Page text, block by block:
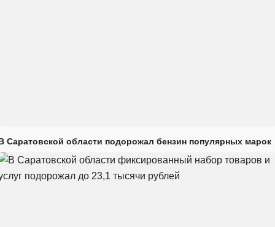
Саратовской области подорожал бензин популярных марок